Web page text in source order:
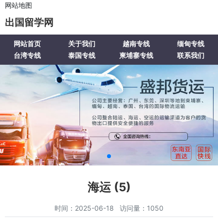
网站地图
出国留学网
网站首页 关于我们 越南专线
缅甸专线
台湾专线
泰国专线 柬埔寨专线 联系我们
海运 (5)
时间：2025-06-18 访问量：1050